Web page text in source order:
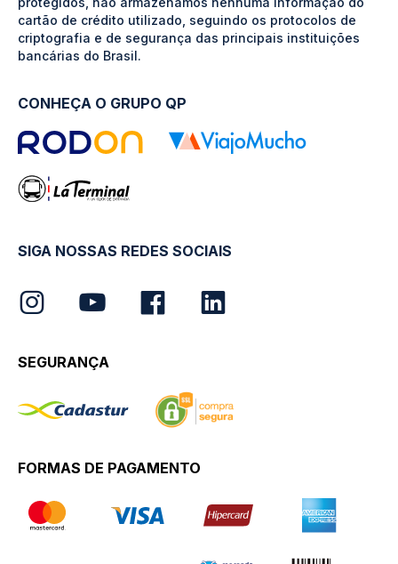
cartão de crédito utilizado, seguindo os protocolos de
criptografia e de segurança das principais instituições
bancárias do Brasil.
CONHEÇA O GRUPO QP
SIGA NOSSAS REDES SOCIAIS
SEGURANÇA
FORMAS DE PAGAMENTO